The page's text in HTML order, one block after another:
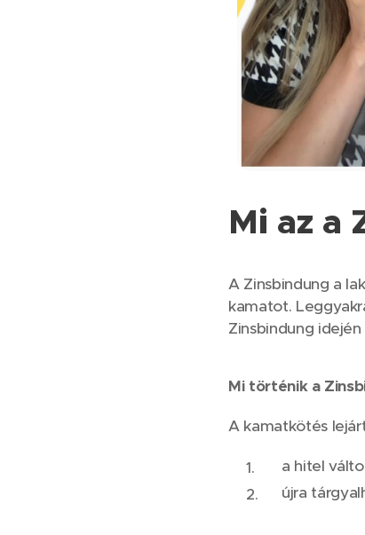
Mi az a
A Zinsbindung a
kamatot.
Zinsbindung
Mi történik a
A kamatkötés
a hitel
újra